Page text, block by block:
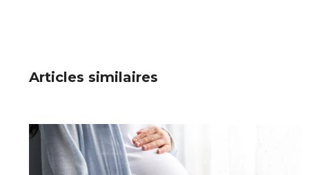
Articles similaires